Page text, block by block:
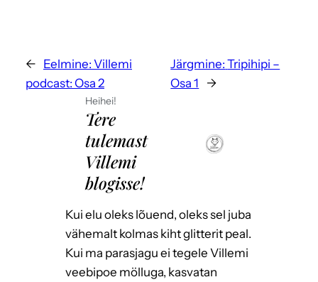
← Eelmine: Villemi
podcast: Osa 2
Järgmine: Tripihipi –
Osa 1
→
Heihei!
Tere
tulemast
Villemi
blogisse!
Kui elu oleks lõuend, oleks sel juba
vähemalt kolmas kiht glitterit peal.
Kui ma parasjagu ei tegele Villemi
veebipoe mölluga, kasvatan